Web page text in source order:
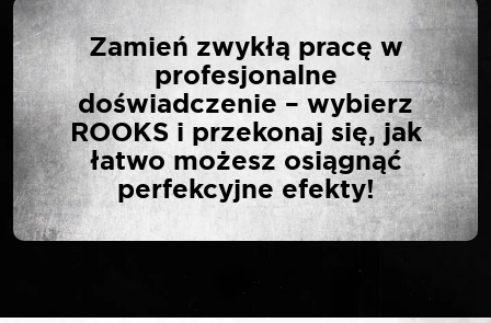
NAPISZ PIERWSZĄ
OPINIĘ O „ROOKS
NASADKA 1/4″ 6-KĄTNA
7 MM”
Twój adres email nie zostanie opublikowany.
Wymagane pola są oznaczone
*
Zamień zwykłą pracę w
profesjonalne
doświadczenie – wybierz
ROOKS i przekonaj się, jak
łatwo możesz osiągnąć
perfekcyjne efekty!